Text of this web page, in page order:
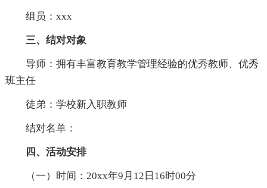
组员：xxx
三、结对对象
导师：拥有丰富教育教学管理经验的优秀教师、优秀
班主任
徒弟：学校新入职教师
结对名单：
四、活动安排
（一）时间：20xx年9月12日16时00分